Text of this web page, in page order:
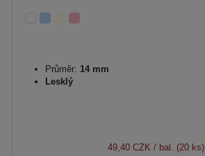
Průměr: 14 mm
Lesklý
49,40 CZK / bal. (20 ks)